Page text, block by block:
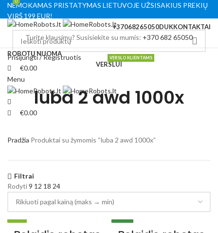
NEMOKAMAS PRISTATYMAS LIETUVOJE UŽSISAKIUS PREKIŲ
VIRŠ 199 EUR!
+37068265050DUKKONTAKTAI
Turite klausimų? Susisiekite su mumis: +370 682 65050
Prisijungti / Registruotis
0
€0.00
Menu
0
€0.00
ROBOTŲ NUOMA
VERSLUI
VERSLO KLIENTAMS
luba 2 awd 1000x
Pradžia Produktai su žymomis “luba 2 awd 1000x”
Filtrai
Rodyti9 12 18 24
-10% NAUJA